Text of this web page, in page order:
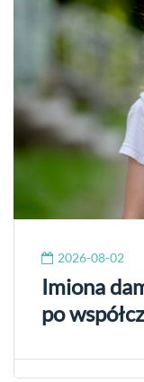
2026-08-02
Imiona
po